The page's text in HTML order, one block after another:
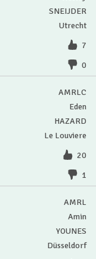
SNEIJDER
Utrecht
7
0
AMRLC
Eden
HAZARD
Le Louviere
20
1
AMRL
Amin
YOUNES
Düsseldorf